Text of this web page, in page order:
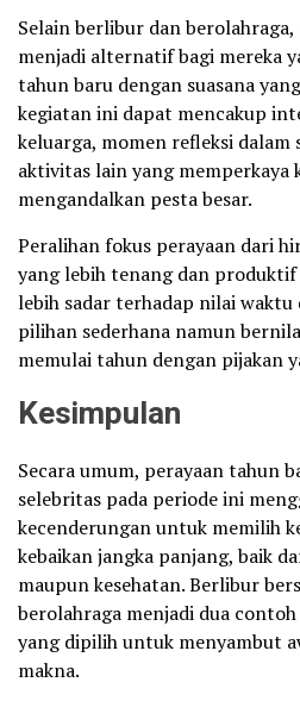
Selain berlibur dan
menjadi alternatif bagi mereka
tahun baru dengan suasana
kegiatan ini dapat mencakup
keluarga, momen refleksi dalam
aktivitas lain yang memperkaya
mengandalkan pesta besar.
Peralihan fokus perayaan dari
yang lebih tenang dan produktif
lebih sadar terhadap nilai waktu
pilihan sederhana namun
memulai tahun dengan pijakan
Kesimpulan
Secara umum, perayaan tahun
selebritas pada periode ini
kecenderungan untuk memilih
kebaikan jangka panjang, baik
maupun kesehatan. Berlibur
berolahraga menjadi dua
yang dipilih untuk menyambut
makna.